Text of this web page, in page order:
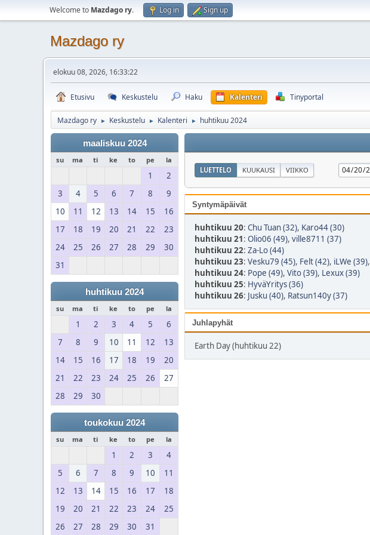
Welcome to Mazdago ry. Log in Sign up
Mazdago ry
elokuu 08, 2026, 16:33:22
Etusivu Keskustelu Haku Kalenteri Tinyportal
Mazdago ry ► Keskustelu ► Kalenteri ► huhtikuu 2024
maaliskuu 2024
su ma ti ke to pe la
1
2
3
4 5 6 7 8
9
10
11 12 13 14 15
16
17
18 19 20 21 22
23
24
25 26 27 28 29
30
31
huhtikuu 2024
su ma ti ke to pe la
1 2 3 4 5
6
7
8 9 10 11 12
13
14
15 16 17 18 19
20
21
22 23 24 25 26
27
28
29 30
toukokuu 2024
su ma ti ke to pe la
1 2 3
4
5
6 7 8 9 10
11
12
13 14 15 16 17
18
19
20 21 22 23 24
25
26
27 28 29 30 31
LUETTELO KUUKAUSI VIIKKO
Syntymäpäivät
huhtikuu 20: Chu Tuan (32), Karo44 (30)
huhtikuu 21: Olio06 (49), ville8711 (37)
huhtikuu 22: Za-Lo (44)
huhtikuu 23: Vesku79 (45), Felt (42), iLWe (39),
huhtikuu 24: Pope (49), Vito (39), Lexux (39)
huhtikuu 25: HyväYritys (36)
huhtikuu 26: Jusku (40), Ratsun140y (37)
Juhlapyhät
Earth Day (huhtikuu 22)